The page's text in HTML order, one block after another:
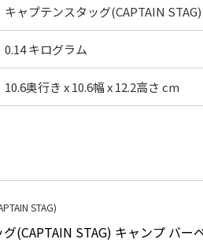
キャプテンスタッグ(CAPTAIN STAG)
0.14 キログラム
10.6奥行き x 10.6幅 x 12.2高さ cm
STAG)
(CAPTAIN STAG) キャンプ バー